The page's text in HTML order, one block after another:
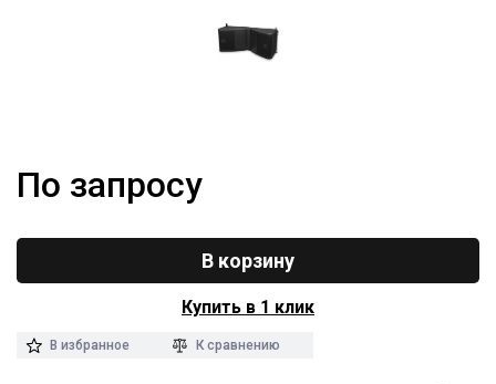
По запросу
В корзину
Купить в 1 клик
В избранное К сравнению